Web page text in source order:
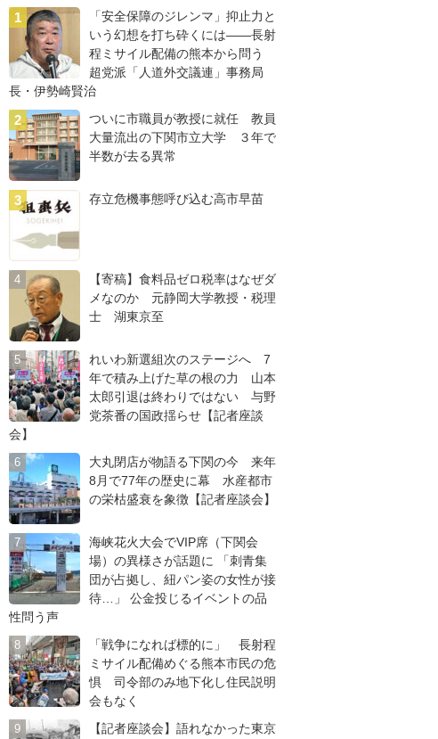
「安全保障のジレンマ」抑止力と
いう幻想を打ち砕くには――長射
程ミサイル配備の熊本から問う
超党派「人道外交議連」事務局
長・伊勢崎賢治
ついに市職員が教授に就任 教員
大量流出の下関市立大学 ３年で
半数が去る異常
存立危機事態呼び込む高市早苗
【寄稿】食料品ゼロ税率はなぜダ
メなのか 元静岡大学教授・税理
士 湖東京至
れいわ新選組次のステージへ 7
年で積み上げた草の根の力 山本
太郎引退は終わりではない 与野
党茶番の国政揺らせ【記者座談
会】
大丸閉店が物語る下関の今 来年
8月で77年の歴史に幕 水産都市
の栄枯盛衰を象徴【記者座談会】
海峡花火大会でVIP席（下関会
場）の異様さが話題に 「刺青集
団が占拠し、紐パン姿の女性が接
待…」 公金投じるイベントの品
性問う声
「戦争になれば標的に」 長射程
ミサイル配備めぐる熊本市民の危
惧 司令部のみ地下化し住民説明
会もなく
【記者座談会】語れなかった東京